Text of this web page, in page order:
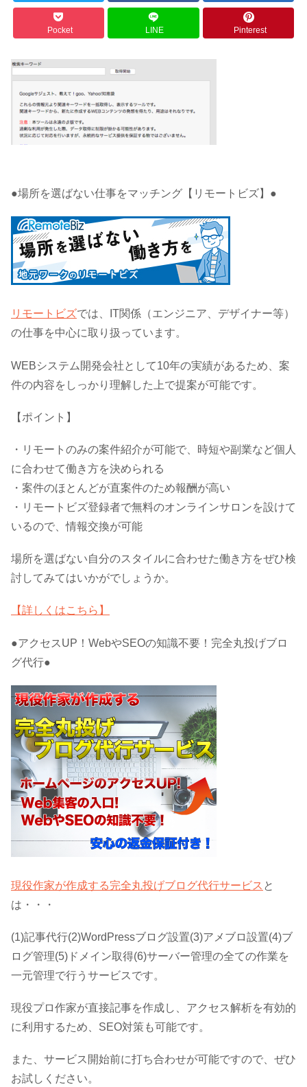
Pocket LINE Pinterest
●場所を選ばない仕事をマッチング【リモートビズ】●
リモートビズでは、IT関係（エンジニア、デザイナー等）
の仕事を中心に取り扱っています。
WEBシステム開発会社として10年の実績があるため、案
件の内容をしっかり理解した上で提案が可能です。
【ポイント】
・リモートのみの案件紹介が可能で、時短や副業など個人
に合わせて働き方を決められる
・案件のほとんどが直案件のため報酬が高い
・リモートビズ登録者で無料のオンラインサロンを設けて
いるので、情報交換が可能
場所を選ばない自分のスタイルに合わせた働き方をぜひ検
討してみてはいかがでしょうか。
【詳しくはこちら】
●アクセスUP！WebやSEOの知識不要！完全丸投げブロ
グ代行●
現役作家が作成する完全丸投げブログ代行サービス と
は・・・
(1)記事代行(2)WordPressブログ設置(3)アメブロ設置(4)ブ
ログ管理(5)ドメイン取得(6)サーバー管理の全ての作業を
一元管理で行うサービスです。
現役プロ作家が直接記事を作成し、アクセス解析を有効的
に利用するため、SEO対策も可能です。
また、サービス開始前に打ち合わせが可能ですので、ぜひ
お試しください。